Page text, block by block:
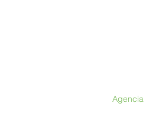
Agencia